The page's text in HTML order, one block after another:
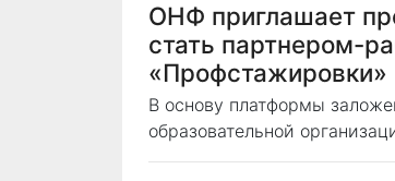
ОНФ приглашает
стать партнером-
«Профстажировки»
В основу платформы
образовательной